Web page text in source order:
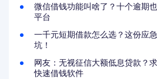
微信借钱功能叫啥了？十个逾期
平台
一千元短期借款怎么选？这份应
坑！
网友：无视征信大额低息贷款？
快速借钱软件